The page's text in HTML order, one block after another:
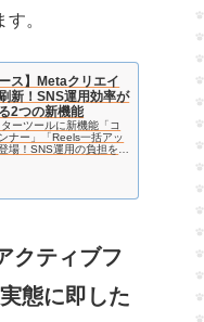
。
ス】Metaクリエイ
新！SNS運用効率が
2つの新機能
ーツールに新機能「コ
ナー」「Reels一括アッ
場！SNS運用の負担を軽
クティブフ
態に即した